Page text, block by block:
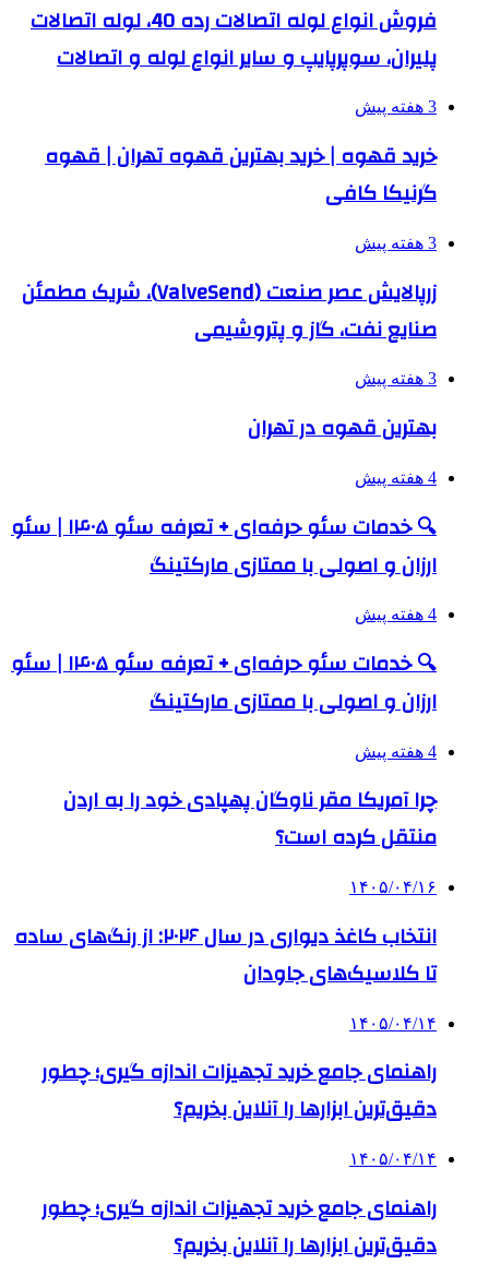
فروش انواع لوله اتصالات رده 40، لوله اتصالات
پلیران، سوپرپایپ و سایر انواع لوله و اتصالات
3 هفته پیش
خرید قهوه | خرید بهترین قهوه تهران | قهوه
گرنیکا کافی
3 هفته پیش
زرپالایش عصر صنعت (ValveSend)، شریک مطمئن
صنایع نفت، گاز و پتروشیمی
3 هفته پیش
بهترین قهوه در تهران
4 هفته پیش
🔍 خدمات سئو حرفه‌ای + تعرفه سئو ۱۴۰۵ | سئو
ارزان و اصولی با ممتازی مارکتینگ
4 هفته پیش
🔍 خدمات سئو حرفه‌ای + تعرفه سئو ۱۴۰۵ | سئو
ارزان و اصولی با ممتازی مارکتینگ
4 هفته پیش
چرا آمریکا مقر ناوگان پهپادی خود را به اردن
منتقل کرده است؟
۱۴۰۵/۰۴/۱۶
انتخاب کاغذ دیواری در سال ۲۰۲۶: از رنگ‌های ساده
تا کلاسیک‌های جاودان
۱۴۰۵/۰۴/۱۴
راهنمای جامع خرید تجهیزات اندازه گیری؛ چطور
دقیق‌ترین ابزارها را آنلاین بخریم؟
۱۴۰۵/۰۴/۱۴
راهنمای جامع خرید تجهیزات اندازه گیری؛ چطور
دقیق‌ترین ابزارها را آنلاین بخریم؟